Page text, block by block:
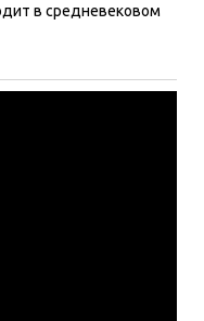
в средневековом